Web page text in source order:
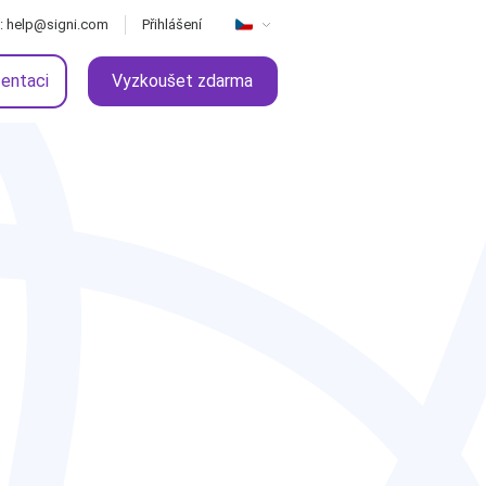
Vyzkoušet zdarma
help@signi.com Přihlášení